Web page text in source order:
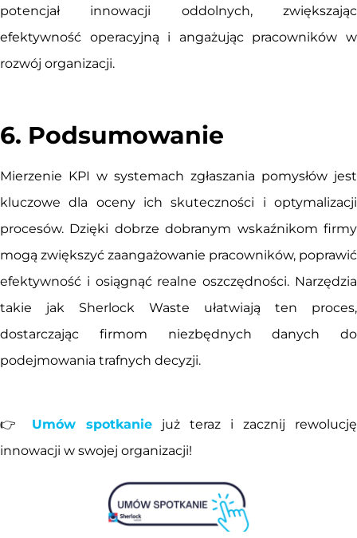
potencjał innowacji oddolnych, zwiększając
efektywność operacyjną i angażując pracowników w
rozwój organizacji.
6. Podsumowanie
Mierzenie KPI w systemach zgłaszania pomysłów jest
kluczowe dla oceny ich skuteczności i optymalizacji
procesów. Dzięki dobrze dobranym wskaźnikom firmy
mogą zwiększyć zaangażowanie pracowników, poprawić
efektywność i osiągnąć realne oszczędności. Narzędzia
takie jak Sherlock Waste ułatwiają ten proces,
dostarczając firmom niezbędnych danych do
podejmowania trafnych decyzji.
👉 Umów spotkanie już teraz i zacznij rewolucję
innowacji w swojej organizacji!